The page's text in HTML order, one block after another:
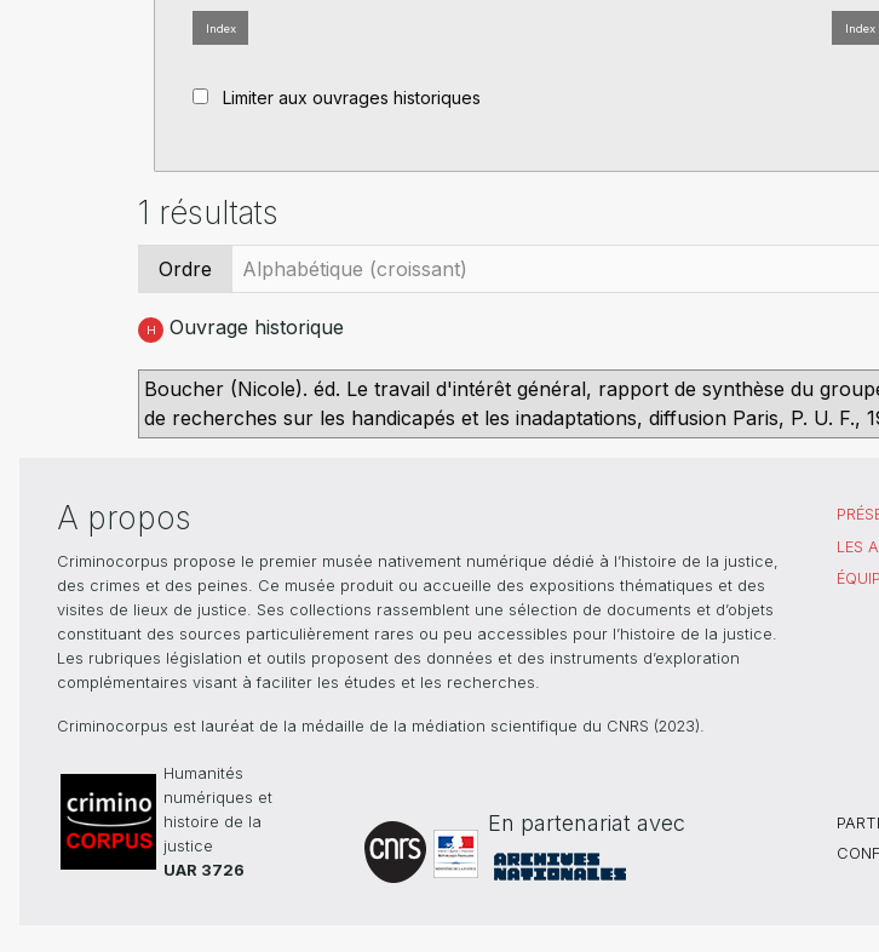
Index Index
Limiter aux ouvrages historiques
1 résultats
Ordre
H Ouvrage historique
Boucher (Nicole). éd. Le travail d'intérêt général, rapport de synthèse du
de recherches sur les handicapés et les inadaptations, diffusion Paris, P. U. F.,
A propos
Criminocorpus propose le premier musée nativement numérique dédié à l’histoire de la justice,
des crimes et des peines. Ce musée produit ou accueille des expositions thématiques et des
visites de lieux de justice. Ses collections rassemblent une sélection de documents et d’objets
constituant des sources particulièrement rares ou peu accessibles pour l’histoire de la justice.
Les rubriques législation et outils proposent des données et des instruments d’exploration
complémentaires visant à faciliter les études et les recherches.
Criminocorpus est lauréat de la médaille de la médiation scientifique du CNRS (2023).
LES
Humanités
numériques et
histoire de la
justice
UAR 3726
En partenariat avec